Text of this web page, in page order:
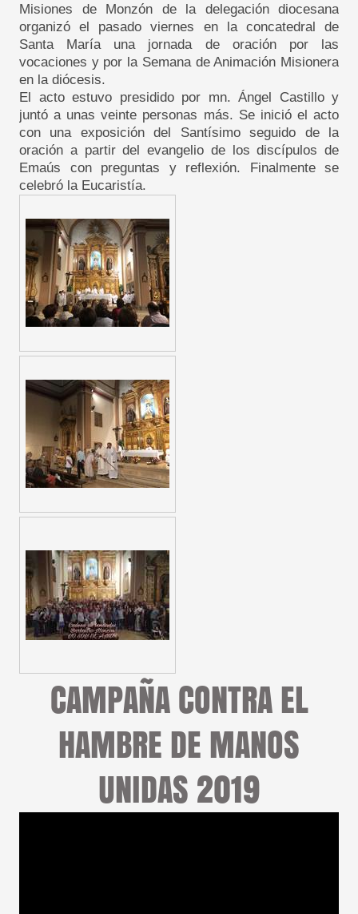
Misiones de Monzón de la delegación diocesana
organizó el pasado viernes en la concatedral de
Santa María una jornada de oración por las
vocaciones y por la Semana de Animación Misionera
en la diócesis.
El acto estuvo presidido por mn. Ángel Castillo y
juntó a unas veinte personas más. Se inició el acto
con una exposición del Santísimo seguido de la
oración a partir del evangelio de los discípulos de
Emaús con preguntas y reflexión. Finalmente se
celebró la Eucaristía.
CAMPAÑA CONTRA EL
HAMBRE DE MANOS
UNIDAS 2019